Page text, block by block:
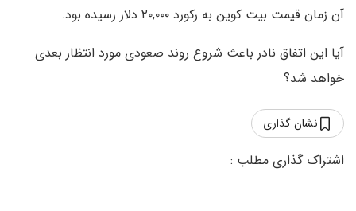
آن زمان قیمت بیت کوین به رکورد ۲۰,۰۰۰ دلار رسیده بود.
آیا این اتفاق نادر باعث شروع روند صعودی مورد انتظار بعدی
خواهد شد؟
نشان گذاری